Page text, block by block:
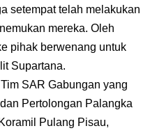
setempat telah melakukan
mereka. Oleh
pihak berwenang untuk
Supartana.
SAR Gabungan yang
Pertolongan Palangka
Pulang Pisau,